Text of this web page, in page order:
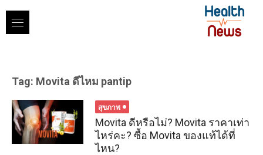
content
Tag: Movita ดีไหม pantip
สุขภาพ
Movita ดีหรือไม่? Movita ราคาเท่า
ไหร่คะ? ซื้อ Movita ของแท้ได้ที่
ไหน?